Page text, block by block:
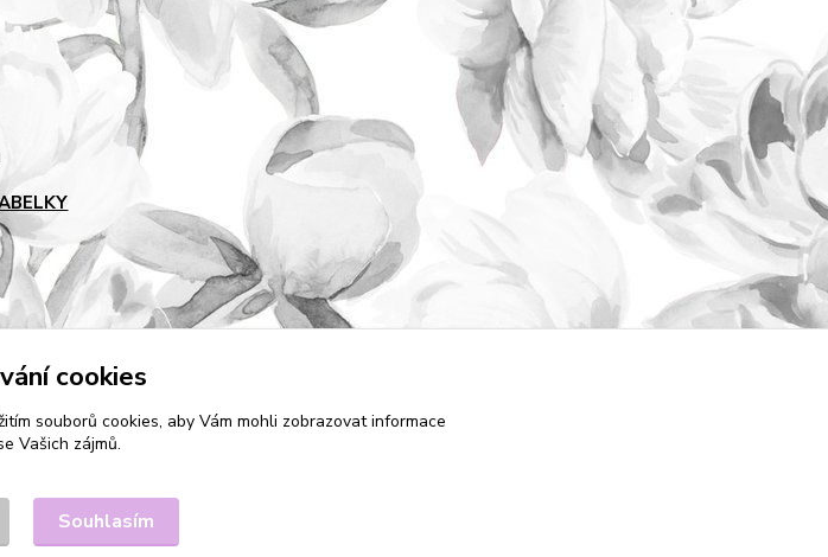
cookies
souborů cookies, aby Vám mohli zobrazovat informace
Vašich zájmů.
Souhlasím